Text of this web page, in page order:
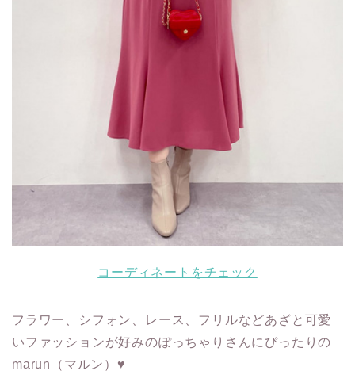
コーディネートをチェック
フラワー、シフォン、レース、フリルなどあざと可愛
いファッションが好みのぽっちゃりさんにぴったりの
marun（マルン）♥